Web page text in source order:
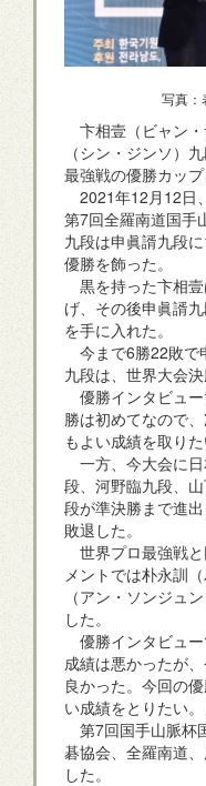
写真：
卞相壹（ビャン
（シン・ジンソ）
最強戦の優勝カップ
2021年12月12日
第7回全羅南道国手
九段は申眞諝九段
優勝を飾った。
黒を持った卞相
げ、その後申眞諝
を手に入れた。
今まで6勝22敗で
九段は、世界大会
優勝インタビュ
勝は初めてなので
もよい成績を取り
一方、今大会に
段、河野臨九段、
段が準決勝まで進
敗退した。
世界プロ最強戦
メントでは朴永訓
（アン・ソンジュ
した。
優勝インタビュ
成績は悪かったが
良かった。今回の
い成績をとりたい。
第7回国手山脈杯
碁協会、全羅南道
した。